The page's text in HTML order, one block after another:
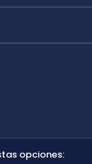
opciones: